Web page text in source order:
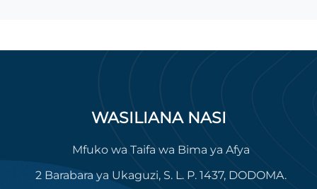
WASILIANA NASI
Mfuko wa Taifa wa Bima ya Afya
2 Barabara ya Ukaguzi, S. L. P. 1437, DODOMA.